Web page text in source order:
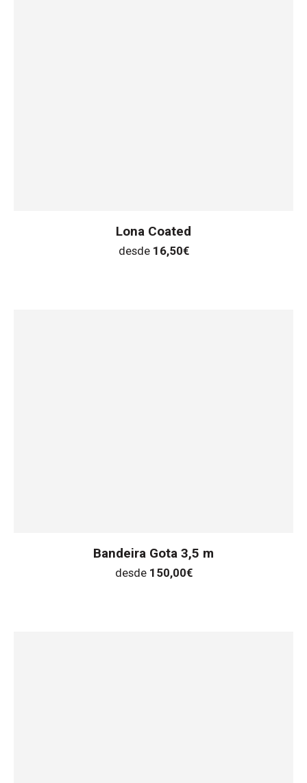
Lona Coated
desde 16,50€
Bandeira Gota 3,5 m
desde 150,00€